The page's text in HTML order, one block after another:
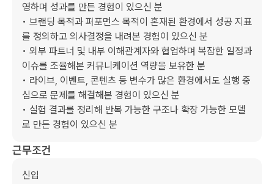
영하며 성과를 만든 경험이 있으신 분
• 브랜딩 목적과 퍼포먼스 목적이 혼재된 환경에서 성공 지표
를 정의하고 의사결정을 내려본 경험이 있으신 분
• 외부 파트너 및 내부 이해관계자와 협업하며 복잡한 일정과
이슈를 조율해본 커뮤니케이션 역량을 보유한 분
• 라이브, 이벤트, 콘텐츠 등 변수가 많은 환경에서도 실행 중
심으로 문제를 해결해본 경험이 있으신 분
• 실험 결과를 정리해 반복 가능한 구조나 확장 가능한 모델
근무조건
신입